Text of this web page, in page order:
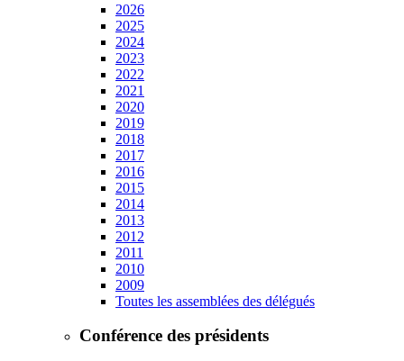
2026
2025
2024
2023
2022
2021
2020
2019
2018
2017
2016
2015
2014
2013
2012
2011
2010
2009
Toutes les assemblées des délégués
Conférence des présidents